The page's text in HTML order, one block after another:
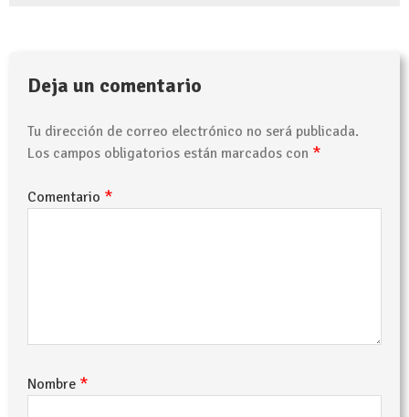
Deja un comentario
Tu dirección de correo electrónico no será publicada.
Los campos obligatorios están marcados con *
Comentario *
Nombre *